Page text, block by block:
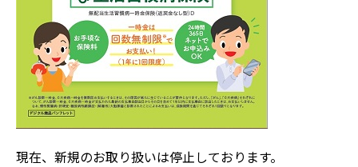
現在、新規のお取り扱いは停止しております。